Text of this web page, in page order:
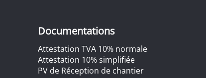
Documentations
Attestation TVA 10% normale
Attestation 10% simplifiée
PV de Réception de chantier